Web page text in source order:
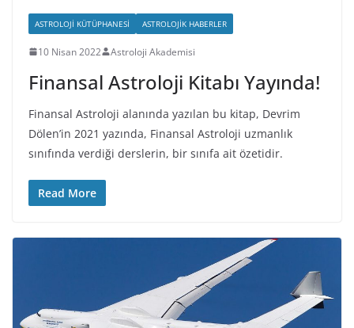
ASTROLOJI KÜTÜPHANESI ASTROLOJIK HABERLER
10 Nisan 2022 Astroloji Akademisi
Finansal Astroloji Kitabı Yayında!
Finansal Astroloji alanında yazılan bu kitap, Devrim
Dölen’in 2021 yazında, Finansal Astroloji uzmanlık
sınıfında verdiği derslerin, bir sınıfa ait özetidir.
Read More